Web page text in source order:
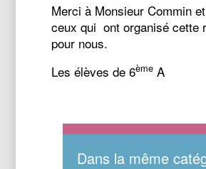
Merci à Monsieur Commin
ceux qui ont organisé cette
pour nous.
Les élèves de 6ème A
Dans la même